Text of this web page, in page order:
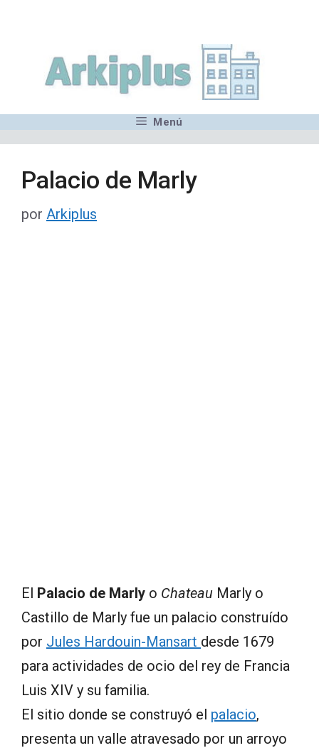
contenido
Menú
Palacio de Marly
por Arkiplus
El Palacio de Marly o Chateau Marly o
Castillo de Marly fue un palacio construído
por Jules Hardouin-Mansart desde 1679
para actividades de ocio del rey de Francia
Luis XIV y su familia.
El sitio donde se construyó el palacio,
presenta un valle atravesado por un arroyo